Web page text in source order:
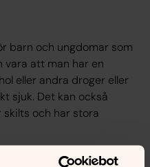
barn och ungdomar som
vara att man har en
eller andra droger eller
sjuk. Det kan också
och har stora